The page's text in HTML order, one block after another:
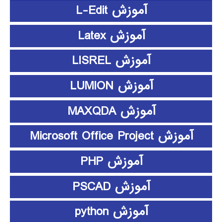
آموزش L-Edit
آموزش Latex
آموزش LISREL
آموزش LUMION
آموزش MAXQDA
آموزش Microsoft Office Project
آموزش PHP
آموزش PSCAD
آموزش python